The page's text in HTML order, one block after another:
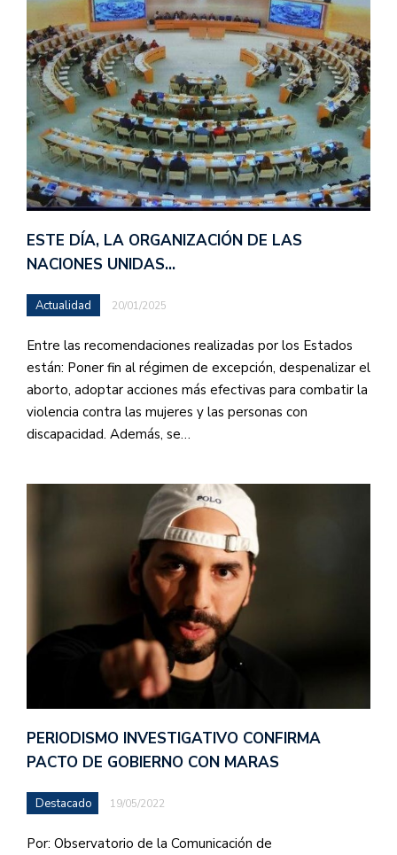
ESTE DÍA, LA ORGANIZACIÓN DE LAS
NACIONES UNIDAS…
Actualidad 20/01/2025
Entre las recomendaciones realizadas por los Estados
están: Poner fin al régimen de excepción, despenalizar el
aborto, adoptar acciones más efectivas para combatir la
violencia contra las mujeres y las personas con
discapacidad. Además, se…
PERIODISMO INVESTIGATIVO CONFIRMA
PACTO DE GOBIERNO CON MARAS
Destacado 19/05/2022
Por: Observatorio de la Comunicación de